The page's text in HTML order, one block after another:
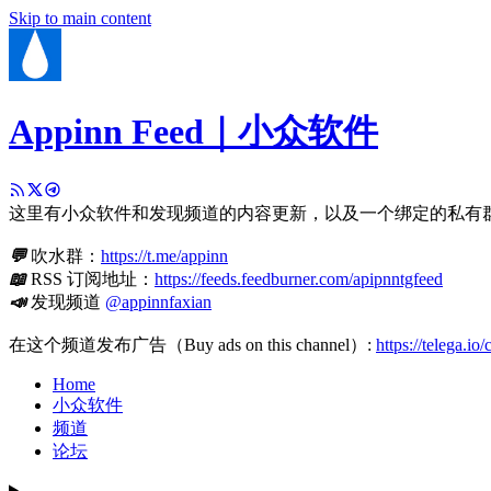
Skip to main content
Appinn Feed｜小众软件
这里有小众软件和发现频道的内容更新，以及一个绑定的私有
💬吹水群： https://t.me/appinn
📖RSS 订阅地址： https://feeds.feedburner.com/apipnntgfeed
📣发现频道 @appinnfaxian
在这个频道发布广告（Buy ads on this channel）: https://telega.io/
Home
小众软件
频道
论坛